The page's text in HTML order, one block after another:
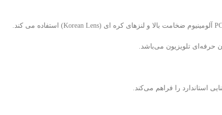
حرفه‌ای تلویزیون می‌باشد.
را فراهم می‌کند.